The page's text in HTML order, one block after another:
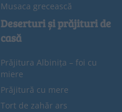
Musaca grecească
Deserturi și prăjituri de
casă
Prăjitura Albinița – foi cu
miere
Prăjitură cu mere
Tort de zahăr ars